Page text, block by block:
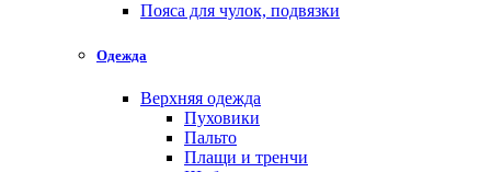
Пояса для чулок, подвязки
Одежда
Верхняя одежда
Пуховики
Пальто
Плащи и тренчи